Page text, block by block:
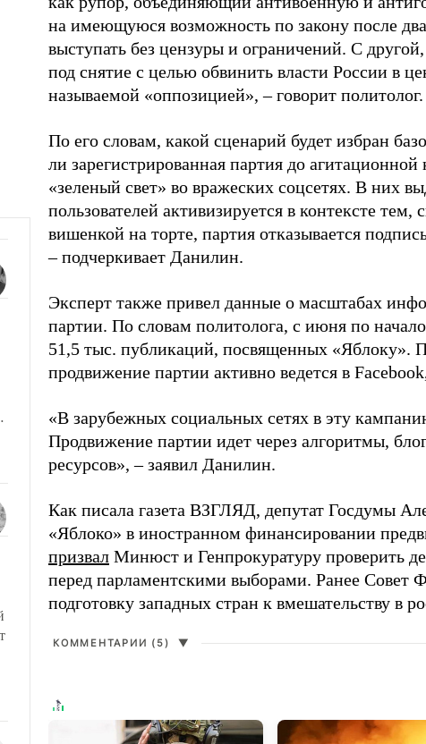
на имеющуюся возможность по закону после
выступать без цензуры и ограничений. С
под снятие с целью обвинить власти России в
называемой «оппозицией», – говорит политолог.
По его словам, какой сценарий будет избран
ли зарегистрированная партия до
«зеленый свет» во вражеских соцсетях. В них
пользователей активизируется в контексте
вишенкой на торте, партия отказывается
– подчеркивает Данилин.
Эксперт также привел данные о масштабах
партии. По словам политолога, с июня по
51,5 тыс. публикаций, посвященных «Яблоку».
продвижение партии активно ведется в
«В зарубежных социальных сетях в эту
Продвижение партии идет через алгоритмы,
ресурсов», – заявил Данилин.
Как писала газета ВЗГЛЯД, депутат Госдумы
«Яблоко» в иностранном финансировании
призвал Минюст и Генпрокуратуру проверить
перед парламентскими выборами. Ранее Совет
подготовку западных стран к вмешательству в
КОММЕНТАРИИ (5) ▼